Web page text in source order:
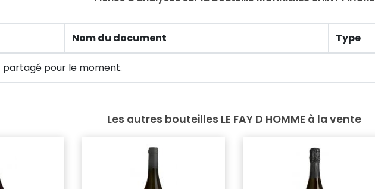
Nom du document Type
pour le moment.
Les autres bouteilles LE FAY D HOMME à la vente